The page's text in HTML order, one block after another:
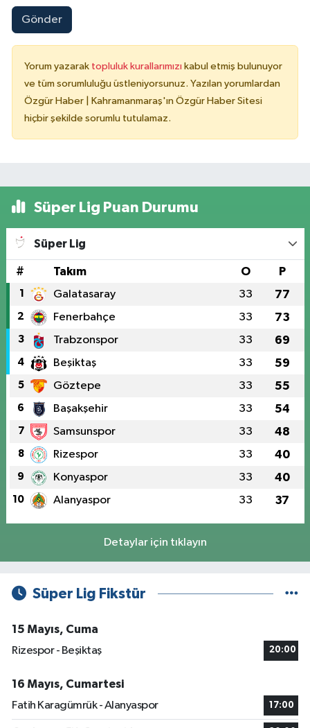
Gönder
Yorum yazarak topluluk kurallarımızı kabul etmiş bulunuyor
ve tüm sorumluluğu üstleniyorsunuz. Yazılan yorumlardan
Özgür Haber | Kahramanmaraş'ın Özgür Haber Sitesi
hiçbir şekilde sorumlu tutulamaz.
Süper Lig Puan Durumu
Süper Lig
# Takım O P
1 Galatasaray 33 77
2 Fenerbahçe 33 73
3 Trabzonspor 33 69
4 Beşiktaş 33 59
5 Göztepe 33 55
6 Başakşehir 33 54
7 Samsunspor 33 48
8 Rizespor 33 40
9 Konyaspor 33 40
10 Alanyaspor 33 37
Detaylar için tıklayın
Süper Lig Fikstür
15 Mayıs, Cuma
Rizespor - Beşiktaş
20:00
16 Mayıs, Cumartesi
Fatih Karagümrük - Alanyaspor
17:00